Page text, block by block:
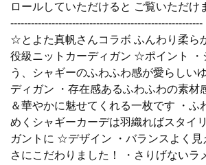
ロールしていただけると ご覧いただけ
--------------------------------------------------------
☆とよた真帆さんコラボ ふんわり柔ら
役級ニットカーディガン ☆ポイント ・
う、シャギーのふわふわ感が愛らしい
ディガン ・存在感あるふわふわの素材
＆華やかに魅せてくれる一枚です ・ふ
めくシャギーカーデは羽織ればスタイ
ガントに ☆デザイン ・バランスよく見
さにこだわりました！ ・さりげないラ